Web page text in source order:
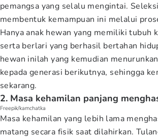
pemangsa yang selalu mengintai.
membentuk kemampuan ini melalui
Hanya anak hewan yang memiliki tubuh
serta berlari yang berhasil bertahan
hewan inilah yang kemudian
kepada generasi berikutnya, sehingga
sekarang.
2. Masa kehamilan panjang
Freepik/kamchatka
Masa kehamilan yang lebih lama
matang secara fisik saat dilahirkan.